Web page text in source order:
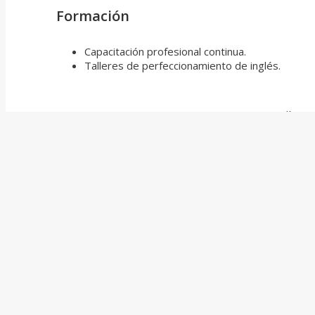
Formación
Capacitación profesional continua.
Talleres de perfeccionamiento de inglés.
Si te interesa sumarte a nuestro equipo y cumplís